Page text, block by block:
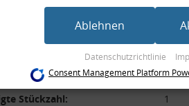
Strebe:
237
austauschen:
Set
Stückzahl:
1
eines persönlichen Accounts) oder welche
Dienste gesammelt haben (bspw.
Einwilligung zur Nutzung von Cookies und
dort die entsprechenden
Zwecke der Datenverarbeitung
Datenschutzrichtlinie
Ablehnen
Consent Management Platform